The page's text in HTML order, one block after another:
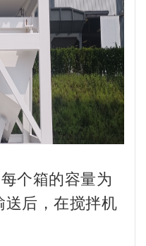
个箱的容量为
送后，在搅拌机